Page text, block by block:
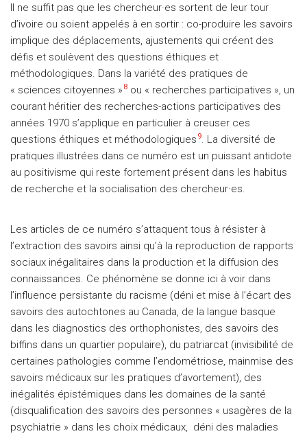
Il ne suffit pas que les chercheur·es sortent de leur tour
d’ivoire ou soient appelés à en sortir : co-produire les savoirs
implique des déplacements, ajustements qui créent des
défis et soulèvent des questions éthiques et
méthodologiques. Dans la variété des pratiques de
« sciences citoyennes » 8 ou « recherches participatives », un
courant héritier des recherches-actions participatives des
années 1970 s’applique en particulier à creuser ces
questions éthiques et méthodologiques 9. La diversité de
pratiques illustrées dans ce numéro est un puissant antidote
au positivisme qui reste fortement présent dans les habitus
de recherche et la socialisation des chercheur·es.
Les articles de ce numéro s’attaquent tous à résister à
l’extraction des savoirs ainsi qu’à la reproduction de rapports
sociaux inégalitaires dans la production et la diffusion des
connaissances. Ce phénomène se donne ici à voir dans
l’influence persistante du racisme (déni et mise à l’écart des
savoirs des autochtones au Canada, de la langue basque
dans les diagnostics des orthophonistes, des savoirs des
biffins dans un quartier populaire), du patriarcat (invisibilité de
certaines pathologies comme l’endométriose, mainmise des
savoirs médicaux sur les pratiques d’avortement), des
inégalités épistémiques dans les domaines de la santé
(disqualification des savoirs des personnes « usagères de la
psychiatrie » dans les choix médicaux, déni des maladies